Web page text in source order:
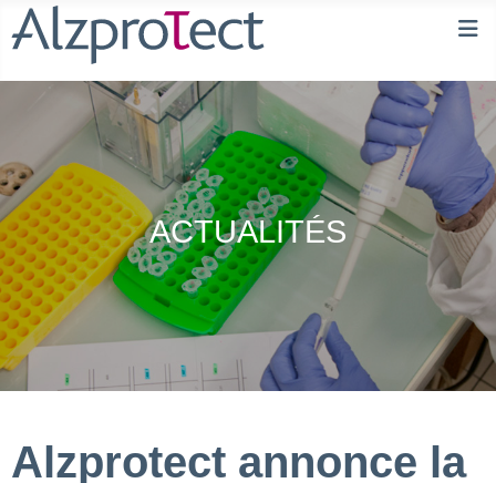
ACTUALITÉS
Alzprotect annonce la